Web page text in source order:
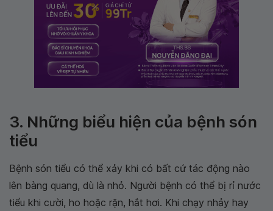
3. Những biểu hiện của bệnh són
tiểu
Bệnh són tiểu có thể xảy khi có bất cứ tác động nào
lên bàng quang, dù là nhỏ. Người bệnh có thể bị rỉ nước
tiểu khi cười, ho hoặc rặn, hắt hơi. Khi chạy nhảy hay